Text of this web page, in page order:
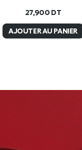
27,900 DT
AJOUTER AU PANIER